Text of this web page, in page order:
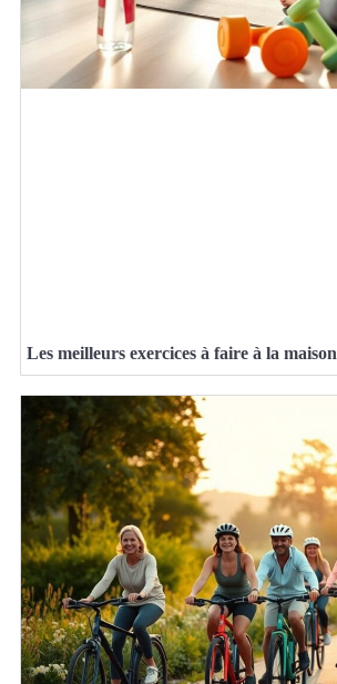
Les meilleurs exercices à faire à la maison